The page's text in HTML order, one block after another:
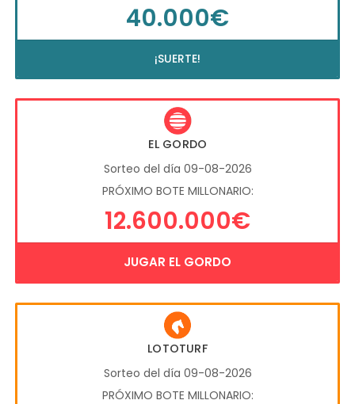
40.000€
¡SUERTE!
EL GORDO
Sorteo del día 09-08-2026
PRÓXIMO BOTE MILLONARIO:
12.600.000€
JUGAR EL GORDO
LOTOTURF
Sorteo del día 09-08-2026
PRÓXIMO BOTE MILLONARIO: